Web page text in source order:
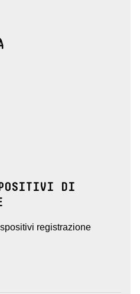
DI
registrazione